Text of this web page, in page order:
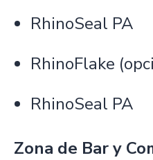
RhinoSeal PA
RhinoFlake
RhinoSeal PA
Zona de Bar y